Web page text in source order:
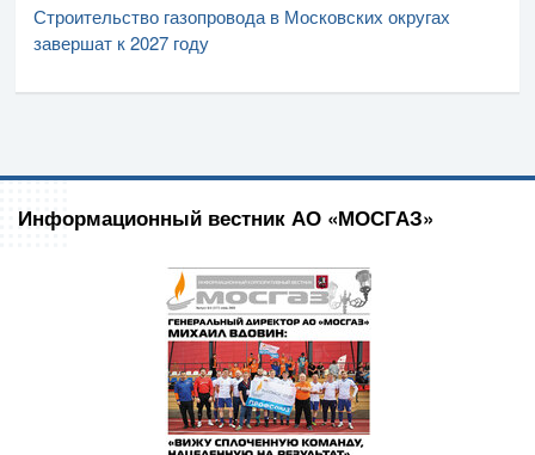
Строительство газопровода в Московских округах
завершат к 2027 году
Информационный вестник АО «МОСГАЗ»